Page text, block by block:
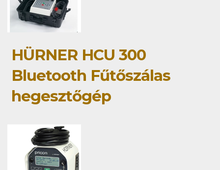
HÜRNER HCU 300
Bluetooth Fűtőszálas
hegesztőgép